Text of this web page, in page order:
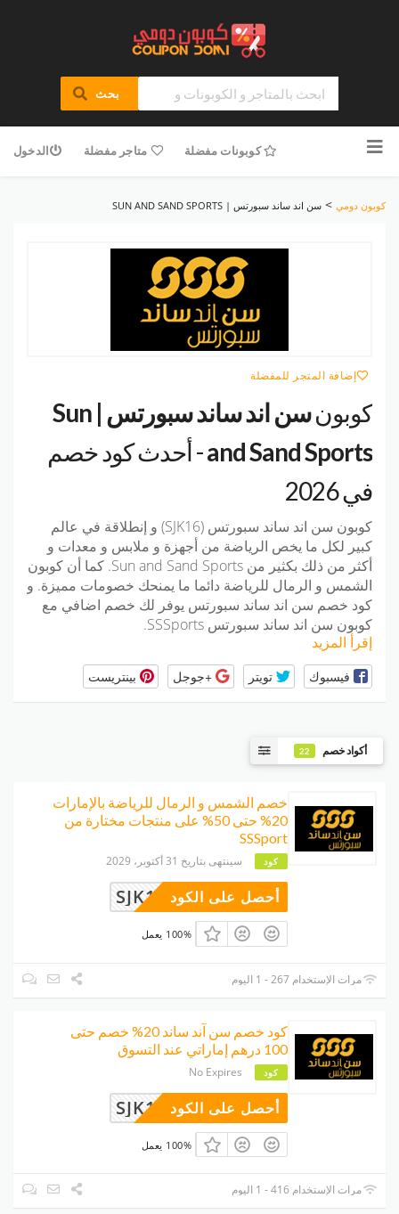
بحث
للمحتوى
كوبونات مفضلة متاجر مفضلة الدخول
كوبون دومي > سن اند ساند سبورتس | SUN AND SAND SPORTS
إضافة المتجر للمفضلة
كوبون
سن اند ساند سبورتس | Sun
and Sand Sports- أحدث كود خصم
في 2026
كوبون سن اند ساند سبورتس (SJK16) و إنطلاقة في عالم
كبير لكل ما يخص الرياضة من أجهزة و ملابس و معدات و
أكثر من ذلك بكثير من Sun and Sand Sports. كما أن كوبون
الشمس و الرمال للرياضة دائما ما يمنحك خصومات مميزة. و
كود خصم سن اند ساند سبورتس يوفر لك خصم اضافي مع
كوبون سن اند ساند سبورتس SSSports.
إقرأ المزيد
فيسبوك تويتر +جوجل بينتريست
أكواد خصم 22
خصم الشمس و الرمال للرياضة بالإمارات
20% حتى 50% على منتجات مختارة من
SSSport
كود سينتهى بتاريخ 31 أكتوبر، 2029
SJK16 أحصل على الكود
100% يعمل
مرات الإستخدام 267 - 1 اليوم
كود خصم سن آند ساند 20% خصم حتى
100 درهم إماراتي عند التسوق
كود No Expires
SJK16 أحصل على الكود
100% يعمل
مرات الإستخدام 416 - 1 اليوم